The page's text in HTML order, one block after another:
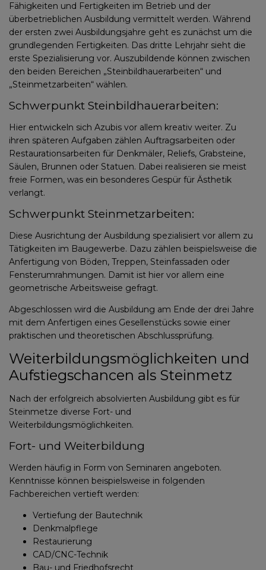
Fähigkeiten und Fertigkeiten im Betrieb und der
überbetrieblichen Ausbildung vermittelt werden. Während
der ersten zwei Ausbildungsjahre geht es zunächst um die
grundlegenden Fertigkeiten. Das dritte Lehrjahr sieht die
erste Spezialisierung vor. Auszubildende können zwischen
den beiden Bereichen „Steinbildhauerarbeiten“ und
„Steinmetzarbeiten“ wählen.
Schwerpunkt Steinbildhauerarbeiten:
Hier entwickeln sich Azubis vor allem kreativ weiter. Zu
ihren späteren Aufgaben zählen Auftragsarbeiten oder
Restaurationsarbeiten für Denkmäler, Reliefs, Grabsteine,
Säulen, Brunnen oder Statuen. Dabei realisieren sie meist
freie Formen, was ein besonderes Gespür für Ästhetik
verlangt.
Schwerpunkt Steinmetzarbeiten:
Diese Ausrichtung der Ausbildung spezialisiert vor allem zu
Tätigkeiten im Baugewerbe. Dazu zählen beispielsweise die
Anfertigung von Böden, Treppen, Steinfassaden oder
Fensterumrahmungen. Damit ist hier vor allem eine
geometrische Arbeitsweise gefragt.
Abgeschlossen wird die Ausbildung am Ende der drei Jahre
mit dem Anfertigen eines Gesellenstücks sowie einer
praktischen und theoretischen Abschlussprüfung.
Weiterbildungsmöglichkeiten und
Aufstiegschancen als Steinmetz
Nach der erfolgreich absolvierten Ausbildung gibt es für
Steinmetze diverse Fort- und
Weiterbildungsmöglichkeiten.
Fort- und Weiterbildung
Werden häufig in Form von Seminaren angeboten.
Kenntnisse können beispielsweise in folgenden
Fachbereichen vertieft werden:
Vertiefung der Bautechnik
Denkmalpflege
Restaurierung
CAD/CNC-Technik
Bau- und Friedhofsrecht